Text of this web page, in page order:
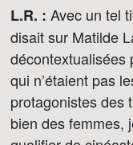
L.R. : Avec un tel
disait sur Matilde
décontextualisées
qui n’étaient pas
protagonistes des
bien des femmes,